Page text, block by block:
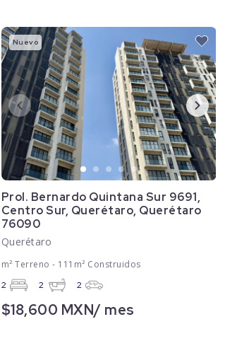
Prol. Bernardo Quintana Sur 9691,
Centro Sur, Querétaro, Querétaro
76090
Querétaro
m² Terreno - 111m² Construidos
2 2 2
$18,600 MXN/ mes
Nuevo